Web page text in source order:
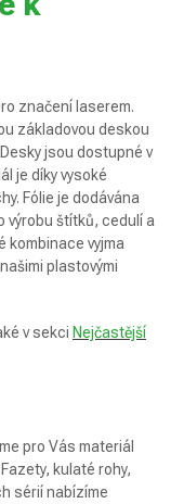
značení laserem.
základovou deskou
jsou dostupné v
je díky vysoké
Fólie je dodávána
výrobu štítků, cedulí a
kombinace vyjma
plastovými
v sekci Nejčastější
pro Vás materiál
kulaté rohy,
sérií nabízíme